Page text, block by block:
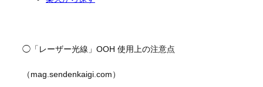
◯「レーザー光線」OOH 使用上の注意点
（mag.sendenkaigi.com）